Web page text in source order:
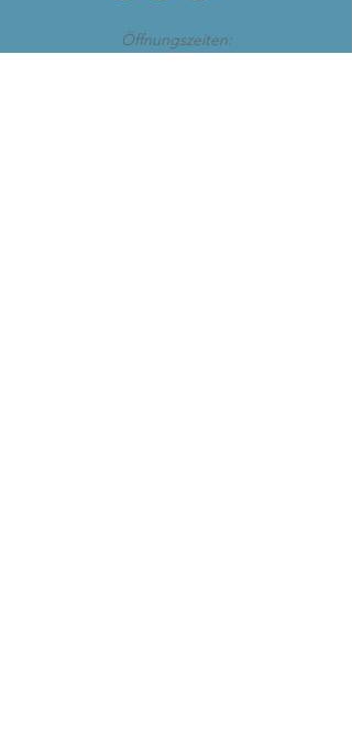
Öffnungszeiten:
- Donnerstag 14:00–18:00 Uhr